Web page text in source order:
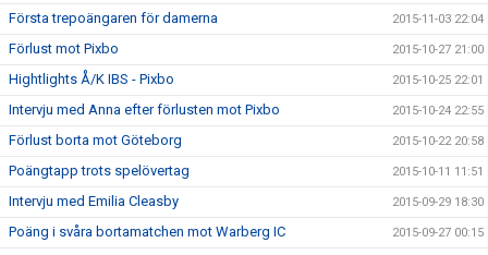
Första trepoängaren för damerna 2015-11-03 22:04
Förlust mot Pixbo 2015-10-27 21:00
Hightlights Å/K IBS - Pixbo 2015-10-25 22:01
Intervju med Anna efter förlusten mot Pixbo 2015-10-24 22:55
Förlust borta mot Göteborg 2015-10-22 20:58
Poängtapp trots spelövertag 2015-10-11 11:51
Intervju med Emilia Cleasby 2015-09-29 18:30
Poäng i svåra bortamatchen mot Warberg IC 2015-09-27 00:15